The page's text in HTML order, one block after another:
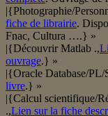
|{Photographie/
fiche de librairie.
Fnac, Cultura ….} »
|{Découvrir Matlab .,
ouvrage.} »
|{Oracle Database/PL/
livre.} »
|{Calcul scientifique/
.,Lien sur la fiche